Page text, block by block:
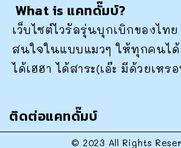
What is แคทดั๊มบ์?
เว็บไซต์ไวรัลรุ่นบุกเบิกของไทย
สนใจในแบบแมวๆ ให้ทุกคนไ
ได้เฮฮา ได้สาระ(เอ๊ะ มีด้วยเหร
ติดต่อแคทดั๊มบ์
© 2023 All Rights